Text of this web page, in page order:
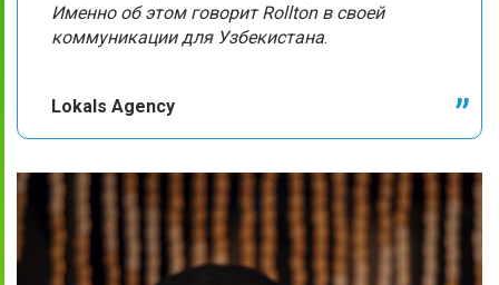
Именно об этом говорит Rollton в своей
коммуникации для Узбекистана.
Lokals Agency